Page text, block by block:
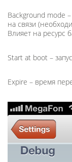
Background mode
на связи (
Влияет на ресурс
Start at boot –
Expire – время